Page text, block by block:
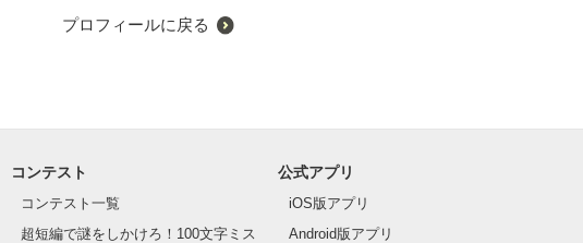
プロフィールに戻る
コンテスト
コンテスト一覧
超短編で謎をしかけろ！100文字ミス
公式アプリ
iOS版アプリ
Android版アプリ